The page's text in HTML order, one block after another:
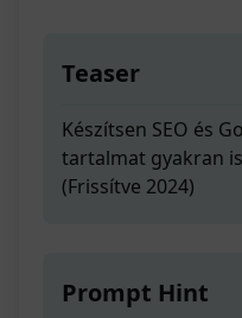
Teaser
Készítsen SEO és
tartalmat gyakran
(Frissítve 2024)
Prompt Hint